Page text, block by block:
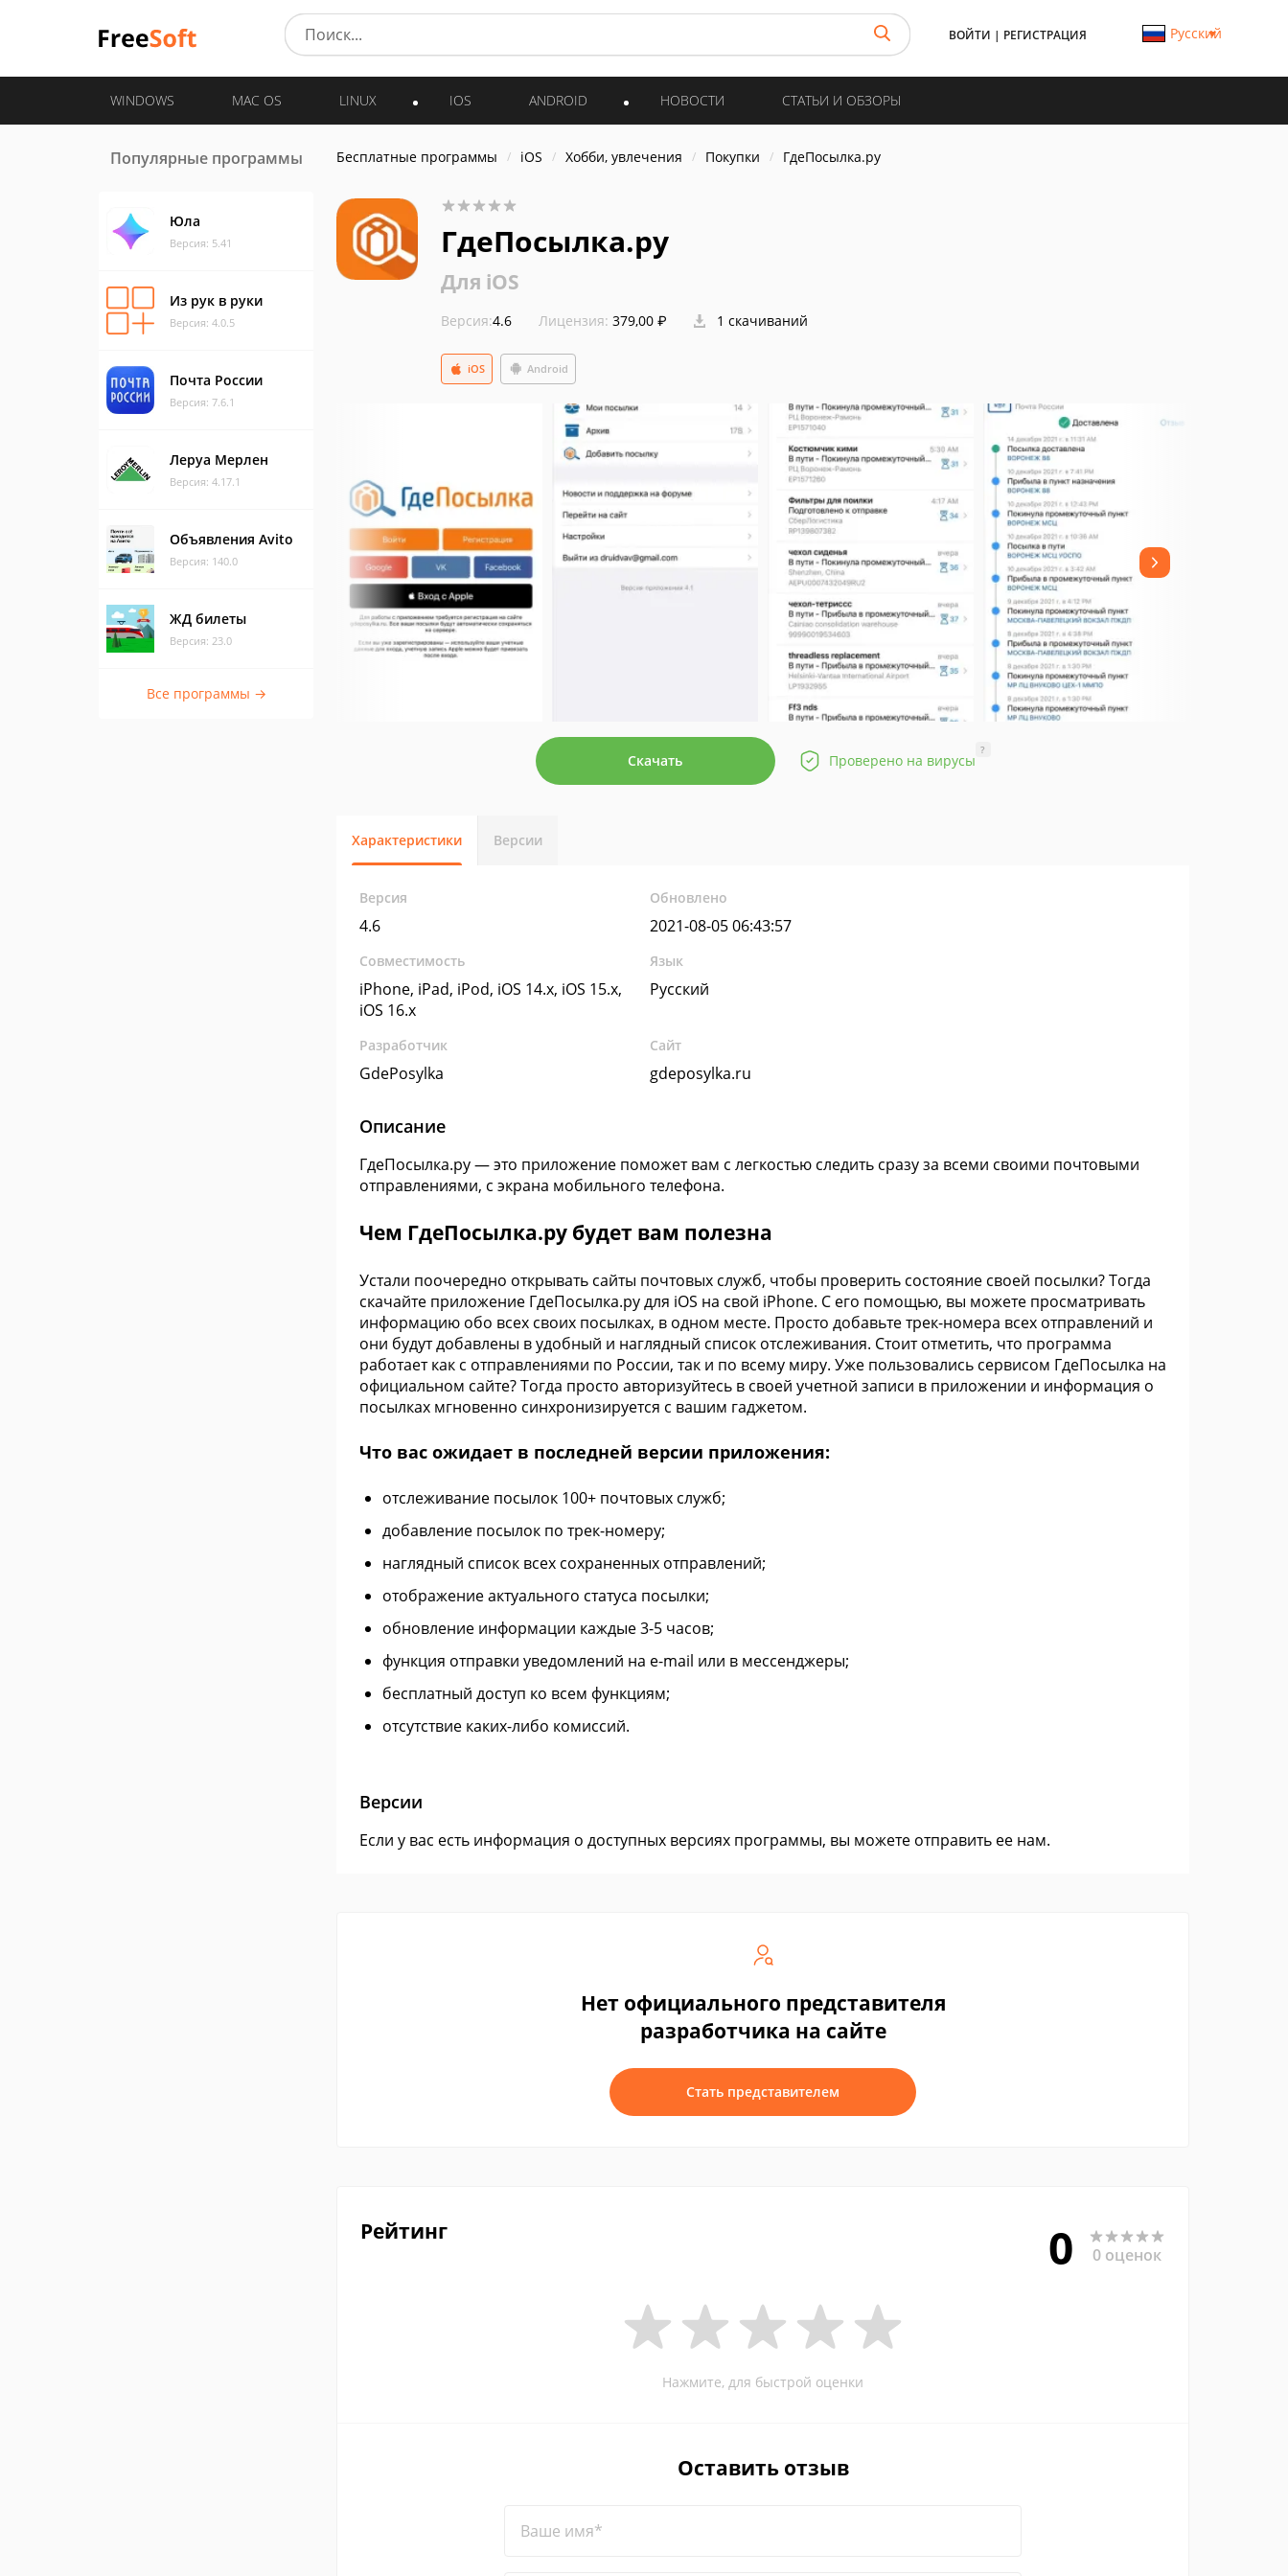
ВОЙТИ | РЕГИСТРАЦИЯ Русский
WINDOWS MAC OS LINUX IOS ANDROID НОВОСТИ СТАТЬИ И ОБЗОРЫ
Популярные программы
Юла
Версия: 5.41
Из рук в руки
Версия: 4.0.5
Почта России
Версия: 7.6.1
Леруа Мерлен
Версия: 4.17.1
Объявления Avito
Версия: 140.0
ЖД билеты
Версия: 23.0
Все программы →
Бесплатные программы iOS Хобби, увлечения Покупки ГдеПосылка.ру
ГдеПосылка.ру
Для iOS
Версия:4.6 Лицензия: 379,00 ₽ 1 скачиваний
Android
iOS
Скачать Проверено на вирусы
?
Характеристики Версии
Версия
4.6
Обновлено
2021-08-05 06:43:57
Совместимость
iPhone, iPad, iPod, iOS 14.x, iOS 15.x,
iOS 16.x
Язык
Русский
Разработчик
GdePosylka
Сайт
gdeposylka.ru
Описание
ГдеПосылка.ру — это приложение поможет вам с легкостью следить сразу за всеми своими почтовыми
отправлениями, с экрана мобильного телефона.
Чем ГдеПосылка.ру будет вам полезна
Устали поочередно открывать сайты почтовых служб, чтобы проверить состояние своей посылки? Тогда
скачайте приложение ГдеПосылка.ру для iOS на свой iPhone. С его помощью, вы можете просматривать
информацию обо всех своих посылках, в одном месте. Просто добавьте трек-номера всех отправлений и
они будут добавлены в удобный и наглядный список отслеживания. Стоит отметить, что программа
работает как с отправлениями по России, так и по всему миру. Уже пользовались сервисом ГдеПосылка на
официальном сайте? Тогда просто авторизуйтесь в своей учетной записи в приложении и информация о
посылках мгновенно синхронизируется с вашим гаджетом.
Что вас ожидает в последней версии приложения:
отслеживание посылок 100+ почтовых служб;
добавление посылок по трек-номеру;
наглядный список всех сохраненных отправлений;
отображение актуального статуса посылки;
обновление информации каждые 3-5 часов;
функция отправки уведомлений на e-mail или в мессенджеры;
бесплатный доступ ко всем функциям;
отсутствие каких-либо комиссий.
Версии
Если у вас есть информация о доступных версиях программы, вы можете отправить ее нам.
Нет официального представителя
разработчика на сайте
Стать представителем
Рейтинг 0 0 оценок
Нажмите, для быстрой оценки
Оставить отзыв
Ваше имя*